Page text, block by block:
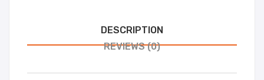
DESCRIPTION
REVIEWS (0)